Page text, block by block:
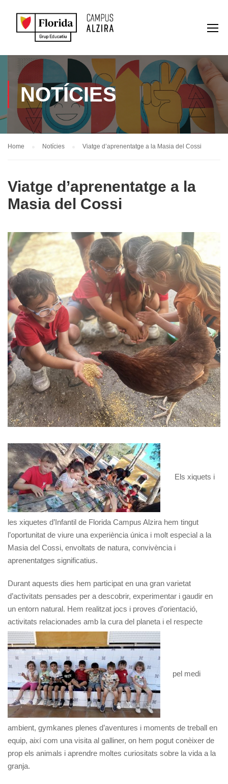
NOTÍCIES
Home Notícies Viatge d’aprenentatge a la Masia del Cossi
Viatge d’aprenentatge a la
Masia del Cossi
Els xiquets i
les xiquetes d’Infantil de Florida Campus Alzira hem tingut
l’oportunitat de viure una experiència única i molt especial a la
Masia del Cossi, envoltats de natura, convivència i
aprenentatges significatius.
Durant aquests dies hem participat en una gran varietat
d’activitats pensades per a descobrir, experimentar i gaudir en
un entorn natural. Hem realitzat jocs i proves d’orientació,
activitats relacionades amb la cura del planeta i el respecte
pel medi
ambient, gymkanes plenes d’aventures i moments de treball en
equip, així com una visita al galliner, on hem pogut conèixer de
prop els animals i aprendre moltes curiositats sobre la vida a la
granja.